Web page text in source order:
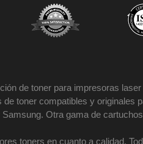
de toner para impresoras
toner compatibles y
Otra gama de
toners en cuanto a calidad.